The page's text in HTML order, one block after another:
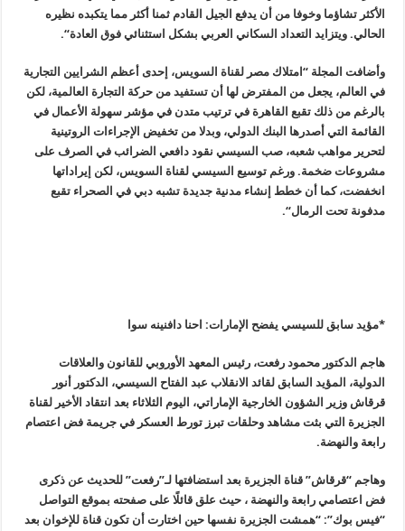
الأكثر تشاؤما وخوفا من أن يدفع الجيل القادم ثمنا أكثر مما يتكبده نظيره
الحالي.ويتزايد التعداد السكاني العربي بشكل استثنائي فوق العادة“.
وأضافت المجلة “امتلاك مصر لقناة السويس، إحدى أعظم الشرايين التجارية
في العالم، يجعل من المفترض لها أن تستفيد من حركة التجارة العالمية، لكن
بالرغم من ذلك تقبع القاهرة في ترتيب متدن في مؤشر سهولة الأعمال في
القائمة التي أصدرها البنك الدولي، وبدلا من تخفيض الإجراءات الروتينية
لتحرير مواهب شعبه، صب السيسي نقود دافعي الضرائب في الصرف على
مشروعات ضخمة. ورغم توسيع السيسي لقناة السويس، لكن إيراداتها
انخفضت، كما أن خطط إنشاء مدنية جديدة تشبه دبي في الصحراء تقبع
مدفونة تحت الرمال“.
*مؤيد سابق للسيسي يفضح الإمارات: احنا دافنينه سوا
هاجم الدكتور محمود رفعت، رئيس المعهد الأوروبي للقانون والعلاقات
الدولية، المؤيد السابق لقائد الانقلاب عبد الفتاح السيسي، الدكتور أنور
قرقاش وزير الشؤون الخارجية الإماراتي، اليوم الثلاثاء بعد انتقاد الأخير لقناة
الجزيرة التي بثت مشاهد وحلقات تبرز تورط العسكر في جريمة فض اعتصام
رابعة والنهضة.
وهاجم “قرقاش” قناة الجزيرة بعد استضافتها لـ”رفعت” للحديث عن ذكرى
فض اعتصامي رابعة والنهضة ، حيث علق قائلًا على صفحته بموقع التواصل
“فيس بوك”: “همشت الجزيرة نفسها حين اختارت أن تكون قناة للإخوان بعد